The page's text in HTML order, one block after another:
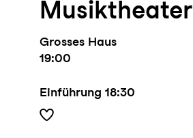
Musiktheater
Grosses Haus
19:00
Einführung 18:30